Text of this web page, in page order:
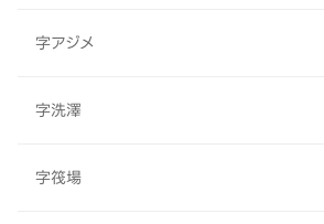
字アジメ
字洗澤
字筏場